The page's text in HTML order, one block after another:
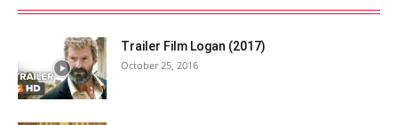
Trailer Film Logan (2017)
October 25, 2016